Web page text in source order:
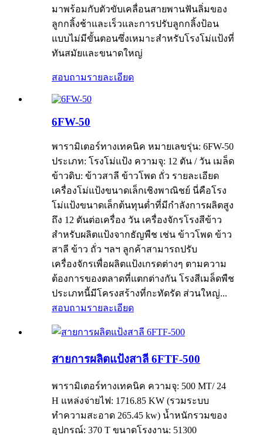
มาพร้อมกับตัวขับเคลื่อนสายพานฟันลิ่มของ
ลูกกลิ้งช้าและเร็วและการปรับลูกกลิ้งป้อน
แบบไม่มีขั้นตอนซึ่งเหมาะสำหรับโรงโม่แป้งที่
ทันสมัยและขนาดใหญ่
สอบถามรายละเอียด
6FW-50
พารามิเตอร์ทางเทคนิค หมายเลขรุ่น: 6FW-50
ประเภท: โรงโม่แป้ง ความจุ: 12 ตัน / วัน เมล็ด
ข้าวดิบ: ข้าวสาลี ข้าวโพด ถั่ว รายละเอียด
เครื่องโม่แป้งขนาดเล็กเชิงพาณิชย์ นี่คือโรง
โม่แป้งขนาดเล็กต้นทุนต่ำที่มีกำลังการผลิตสูง
ถึง 12 ตันต่อเครื่อง วัน เครื่องจักรโรงสีข้าว
สำหรับผลิตแป้งจากธัญพืช เช่น ข้าวโพด ข้าว
สาลี ข้าว ถั่ว ฯลฯ ลูกค้าสามารถปรับ
เครื่องจักรเพื่อผลิตแป้งเกรดต่างๆ ตามความ
ต้องการของตลาดที่แตกต่างกัน โรงสีเมล็ดพืช
ประเภทนี้มีโครงสร้างที่กะทัดรัด ส่วนใหญ่...
สอบถามรายละเอียด
สายการผลิตแป้งสาลี 6FTF-500
พารามิเตอร์ทางเทคนิค ความจุ: 500 MT/ 24
H แหล่งจ่ายไฟ: 1716.85 KW (รวมระบบ
ทำความสะอาด 265.45 kw) น้ำหนักรวมของ
อุปกรณ์: 370 T ขนาดโรงงาน: 51300